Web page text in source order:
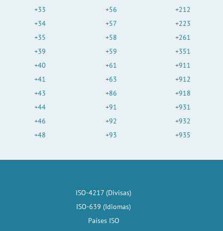
+33
+34
+35
+39
+40
+41
+43
+44
+46
+48
+56
+57
+58
+59
+61
+63
+86
+91
+92
+93
+212
+223
+261
+351
+911
+912
+918
+931
+932
+935
ISO-4217 (Divisas)
ISO-639 (Idiomas)
Países ISO